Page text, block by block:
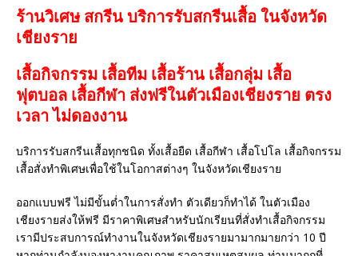
ร้านวิเศษ สกรีน บริการรับสกรีนเสื้อ ในจังหวัด
เชียงราย
เสื้อกิจกรรม เสื้อทีม เสื้อร้าน เสื้อกลุ่ม เสื้อ
ฟุตบอล เสื้อกีฬา ส่งฟรีในตัวเมืองเชียงราย ตรง
เวลา ไม่ดองงาน
บริการรับสกรีนเสื้อทุกชนิด ทั้งเสื้อยืด เสื้อกีฬา เสื้อโปโล เสื้อกิจกรรม
เสื้อสั่งทำพิเศษเพื่อใช้ในโอกาสต่างๆ ในจังหวัดเชียงราย
ออกแบบฟรี ไม่มีขั้นต่ำในการสั่งทำ ตัวเดียวก็ทำได้ ในตัวเมือง
เชียงรายส่งให้ฟรี มีราคาพิเศษสำหรับนักเรียนที่สั่งทำเสื้อกิจกรรม
เรามีประสบการณ์ทำงานในจังหวัดเชียงรายมามากมายกว่า 10 ปี